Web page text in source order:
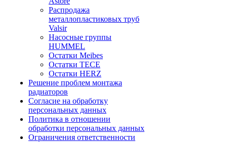
Распродажа
металлопластиковых труб
Valsir
Насосные группы
HUMMEL
Остатки Meibes
Остатки ТЕСЕ
Остатки HERZ
Решение проблем монтажа
радиаторов
Согласие на обработку
персональных данных
Политика в отношении
обработки персональных данных
Ограничения ответственности